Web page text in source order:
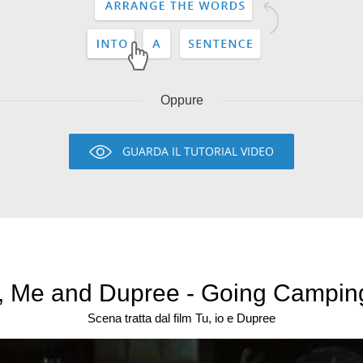
Oppure
GUARDA IL TUTORIAL VIDEO
Me and Dupree - Going
Scena tratta dal film Tu, io e Dupree